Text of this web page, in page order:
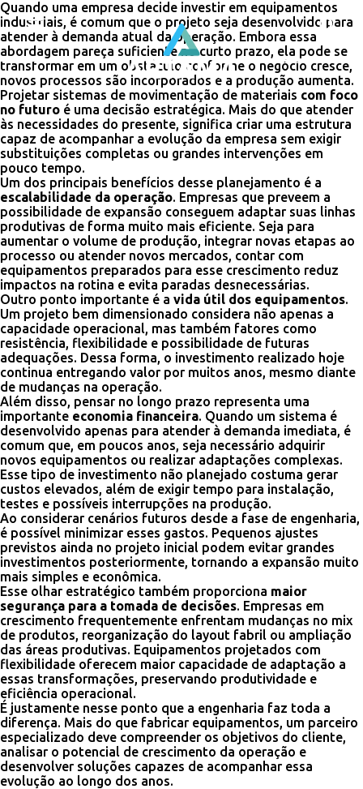
Quando uma empresa decide investir em equipamentos
industriais, é comum que o projeto seja desenvolvido para
atender à demanda atual da operação. Embora essa
abordagem pareça suficiente no curto prazo, ela pode se
transformar em um obstáculo conforme o negócio cresce,
novos processos são incorporados e a produção aumenta.
Projetar sistemas de movimentação de materiais com foco
no futuro é uma decisão estratégica. Mais do que atender
às necessidades do presente, significa criar uma estrutura
capaz de acompanhar a evolução da empresa sem exigir
substituições completas ou grandes intervenções em
pouco tempo.
Um dos principais benefícios desse planejamento é a
escalabilidade da operação. Empresas que preveem a
possibilidade de expansão conseguem adaptar suas linhas
produtivas de forma muito mais eficiente. Seja para
aumentar o volume de produção, integrar novas etapas ao
processo ou atender novos mercados, contar com
equipamentos preparados para esse crescimento reduz
impactos na rotina e evita paradas desnecessárias.
Outro ponto importante é a vida útil dos equipamentos.
Um projeto bem dimensionado considera não apenas a
capacidade operacional, mas também fatores como
resistência, flexibilidade e possibilidade de futuras
adequações. Dessa forma, o investimento realizado hoje
continua entregando valor por muitos anos, mesmo diante
de mudanças na operação.
Além disso, pensar no longo prazo representa uma
importante economia financeira. Quando um sistema é
desenvolvido apenas para atender à demanda imediata, é
comum que, em poucos anos, seja necessário adquirir
novos equipamentos ou realizar adaptações complexas.
Esse tipo de investimento não planejado costuma gerar
custos elevados, além de exigir tempo para instalação,
testes e possíveis interrupções na produção.
Ao considerar cenários futuros desde a fase de engenharia,
é possível minimizar esses gastos. Pequenos ajustes
previstos ainda no projeto inicial podem evitar grandes
investimentos posteriormente, tornando a expansão muito
mais simples e econômica.
Esse olhar estratégico também proporciona maior
segurança para a tomada de decisões. Empresas em
crescimento frequentemente enfrentam mudanças no mix
de produtos, reorganização do layout fabril ou ampliação
das áreas produtivas. Equipamentos projetados com
flexibilidade oferecem maior capacidade de adaptação a
essas transformações, preservando produtividade e
eficiência operacional.
É justamente nesse ponto que a engenharia faz toda a
diferença. Mais do que fabricar equipamentos, um parceiro
especializado deve compreender os objetivos do cliente,
analisar o potencial de crescimento da operação e
desenvolver soluções capazes de acompanhar essa
evolução ao longo dos anos.